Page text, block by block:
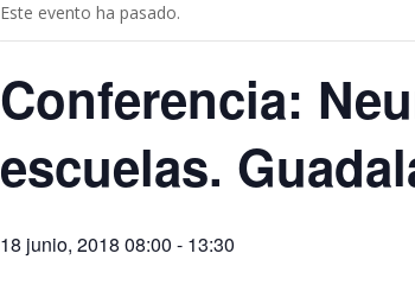
Este evento ha pasado.
Conferencia:
escuelas.
18 junio, 2018 08:00 - 13:30